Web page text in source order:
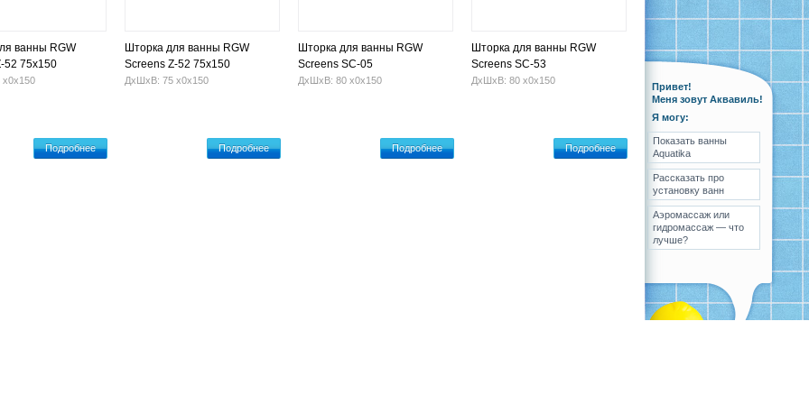
ванны RGW
52 75x150
Подробнее
Шторка для ванны RGW
Screens Z-52 75x150
(Шиншилла)
ДхШхВ: 75 х0х150
Подробнее
Шторка для ванны RGW
Screens SC-05
ДхШхВ: 80 х0х150
Подробнее
Шторка для ванны RGW
Screens SC-53
ДхШхВ: 80 х0х150
Подробнее
Привет!
Меня зовут Аквавиль!
Я могу:
Показать ванны
Aquatika
Рассказать про
установку ванн
Аэромассаж или
гидромассаж — что
лучше?